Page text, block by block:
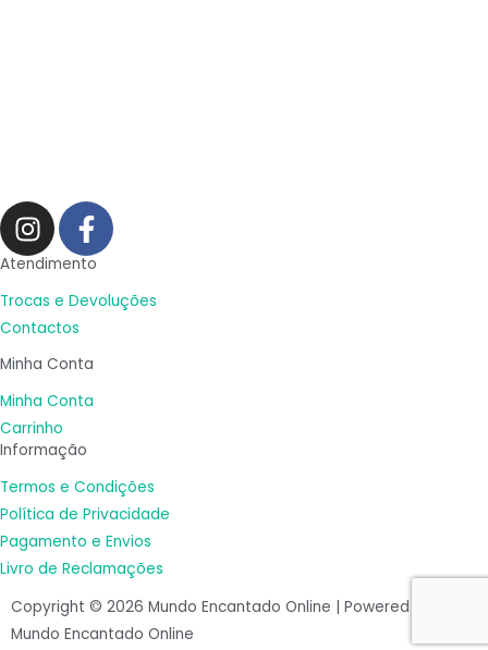
I
n
s
t
a
g
r
a
m
F
a
c
e
o
o
k
f
Atendimento
Trocas e Devoluções
Contactos
Minha Conta
Minha Conta
Carrinho
Informação
Termos e Condições
Política de Privacidade
Pagamento e Envios
Livro de Reclamações
Copyright © 2026 Mundo Encantado Online | Powered by
Mundo Encantado Online